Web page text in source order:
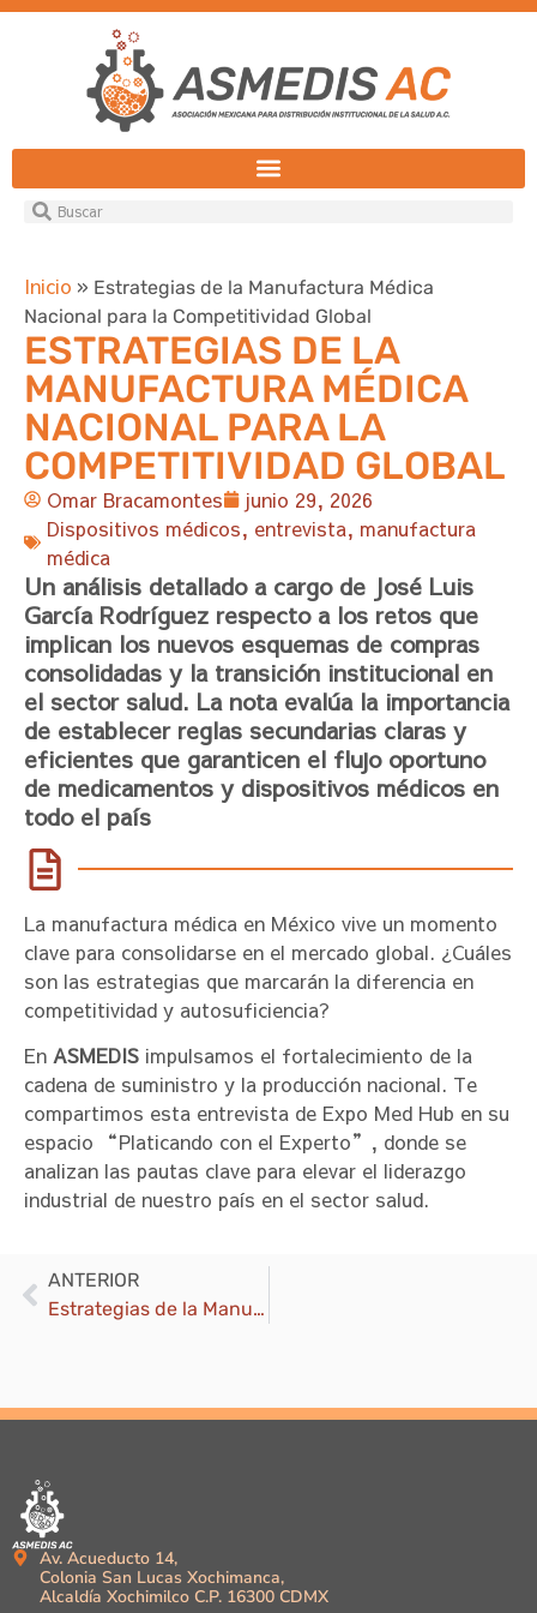
Inicio » Estrategias de la Manufactura Médica
Nacional para la Competitividad Global
ESTRATEGIAS DE LA
MANUFACTURA MÉDICA
NACIONAL PARA LA
COMPETITIVIDAD GLOBAL
Omar Bracamontes
junio 29, 2026
Dispositivos médicos, entrevista, manufactura
médica
Un análisis detallado a cargo de José Luis
García Rodríguez respecto a los retos que
implican los nuevos esquemas de compras
consolidadas y la transición institucional en
el sector salud. La nota evalúa la importancia
de establecer reglas secundarias claras y
eficientes que garanticen el flujo oportuno
de medicamentos y dispositivos médicos en
todo el país
La manufactura médica en México vive un momento
clave para consolidarse en el mercado global. ¿Cuáles
son las estrategias que marcarán la diferencia en
competitividad y autosuficiencia?
En ASMEDIS impulsamos el fortalecimiento de la
cadena de suministro y la producción nacional. Te
compartimos esta entrevista de Expo Med Hub en su
espacio “Platicando con el Experto”, donde se
analizan las pautas clave para elevar el liderazgo
industrial de nuestro país en el sector salud.
ANTERIOR
Estrategias de la Manufactura Médica Nacional para la Competitividad Global
Av. Acueducto 14,
Colonia San Lucas Xochimanca,
Alcaldía Xochimilco C.P. 16300 CDMX